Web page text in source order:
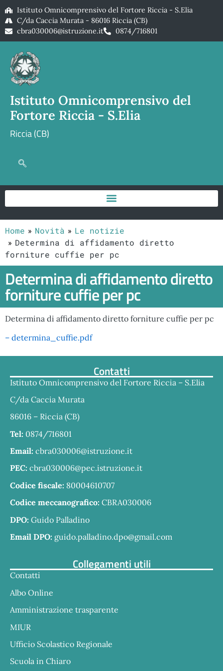
Istituto Omnicomprensivo del Fortore Riccia - S.Elia
C/da Caccia Murata - 86016 Riccia (CB)
cbra030006@istruzione.it
0874/716801
Istituto Omnicomprensivo del
Fortore Riccia - S.Elia
Riccia (CB)
Home Novità
Le notizie
Determina di affidamento diretto
forniture cuffie per pc
Determina di affidamento diretto
forniture cuffie per pc
Determina di affidamento diretto forniture cuffie per pc
– determina_cuffie.pdf
Contatti
Istituto Omnicomprensivo del Fortore Riccia – S.Elia
C/da Caccia Murata
86016 – Riccia (CB)
Tel: 0874/716801
Email: cbra030006@istruzione.it
PEC: cbra030006@pec.istruzione.it
Codice fiscale: 80004610707
Codice meccanografico: CBRA030006
DPO: Guido Palladino
Email DPO: guido.palladino.dpo@gmail.com
Collegamenti utili
Contatti
Albo Online
Amministrazione trasparente
MIUR
Ufficio Scolastico Regionale
Scuola in Chiaro